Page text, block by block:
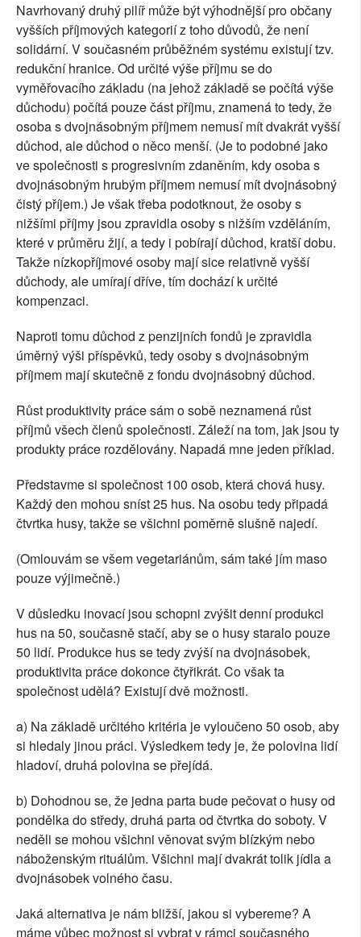
Navrhovaný druhý pilíř může být výhodnější pro občany
vyšších příjmových kategorií z toho důvodů, že není
solidární. V současném průběžném systému existují tzv.
redukční hranice. Od určité výše příjmu se do
vyměřovacího základu (na jehož základě se počítá výše
důchodu) počítá pouze část příjmu, znamená to tedy, že
osoba s dvojnásobným příjmem nemusí mít dvakrát vyšší
důchod, ale důchod o něco menší. (Je to podobné jako
ve společnosti s progresivním zdaněním, kdy osoba s
dvojnásobným hrubým příjmem nemusí mít dvojnásobný
čistý příjem.) Je však třeba podotknout, že osoby s
nižšími příjmy jsou zpravidla osoby s nižším vzděláním,
které v průměru žijí, a tedy i pobírají důchod, kratší dobu.
Takže nízkopříjmové osoby mají sice relativně vyšší
důchody, ale umírají dříve, tím dochází k určité
kompenzaci.
Naproti tomu důchod z penzijních fondů je zpravidla
úměrný výši příspěvků, tedy osoby s dvojnásobným
příjmem mají skutečně z fondu dvojnásobný důchod.
Růst produktivity práce sám o sobě neznamená růst
příjmů všech členů společnosti. Záleží na tom, jak jsou ty
produkty práce rozdělovány. Napadá mne jeden příklad.
Představme si společnost 100 osob, která chová husy.
Každý den mohou sníst 25 hus. Na osobu tedy připadá
čtvrtka husy, takže se všichni poměrně slušně najedí.
(Omlouvám se všem vegetariánům, sám také jím maso
pouze výjimečně.)
V důsledku inovací jsou schopni zvýšit denní produkci
hus na 50, současně stačí, aby se o husy staralo pouze
50 lidí. Produkce hus se tedy zvýší na dvojnásobek,
produktivita práce dokonce čtyřikrát. Co však ta
společnost udělá? Existují dvě možnosti.
a) Na základě určitého kritéria je vyloučeno 50 osob, aby
si hledaly jinou práci. Výsledkem tedy je, že polovina lidí
hladoví, druhá polovina se přejídá.
b) Dohodnou se, že jedna parta bude pečovat o husy od
pondělka do středy, druhá parta od čtvrtka do soboty. V
neděli se mohou všichni věnovat svým blízkým nebo
náboženským rituálům. Všichni mají dvakrát tolik jídla a
dvojnásobek volného času.
Jaká alternativa je nám bližší, jakou si vybereme? A
máme vůbec možnost si vybrat v rámci současného